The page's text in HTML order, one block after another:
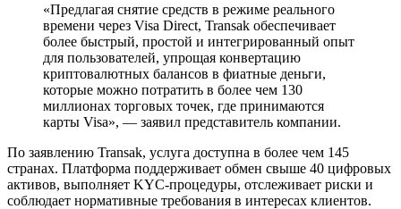
«Предлагая снятие средств в режиме реального
времени через Visa Direct, Transak обеспечивает
более быстрый, простой и интегрированный опыт
для пользователей, упрощая конвертацию
криптовалютных балансов в фиатные деньги,
которые можно потратить в более чем 130
миллионах торговых точек, где принимаются
карты Visa», — заявил представитель компании.
По заявлению Transak, услуга доступна в более чем 145
странах. Платформа поддерживает обмен свыше 40 цифровых
активов, выполняет KYC-процедуры, отслеживает риски и
соблюдает нормативные требования в интересах клиентов.